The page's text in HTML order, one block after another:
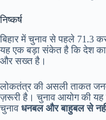
निष्कर्ष
बिहार में चुनाव से पहले 71.3
यह एक बड़ा संकेत है कि देश का
और सख्त है।
लोकतंत्र की असली ताकत
ज़रूरी है। चुनाव आयोग की यह
चुनाव धनबल और बाहुबल से